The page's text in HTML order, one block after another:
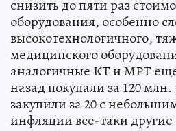
снизить до пяти раз
оборудования, особенно
высокотехнологичного,
медицинского
аналогичные КТ и МРТ
назад покупали за 120
закупили за 20 с
инфляции все-таки другие